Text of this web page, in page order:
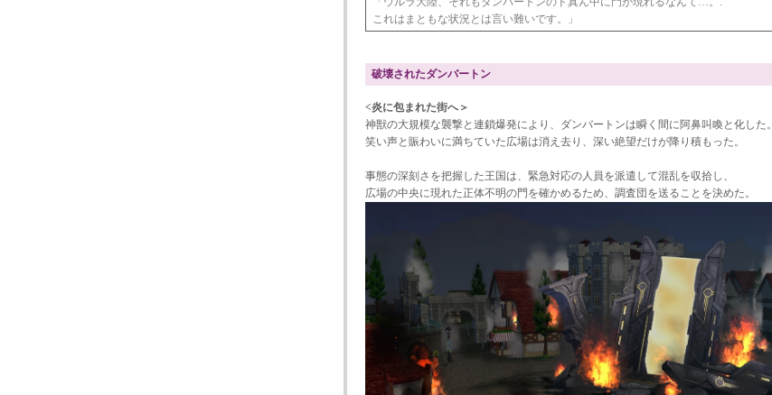
これはまともな状況とは言い難いです。」
破壊されたダンバートン
<炎に包まれた街へ＞
神獣の大規模な襲撃と連鎖爆発により、ダンバートンは瞬く間に阿鼻叫喚と化した。
笑い声と賑わいに満ちていた広場は消え去り、深い絶望だけが降り積もった。
事態の深刻さを把握した王国は、緊急対応の人員を派遣して混乱を収拾し、
広場の中央に現れた正体不明の門を確かめるため、調査団を送ることを決めた。